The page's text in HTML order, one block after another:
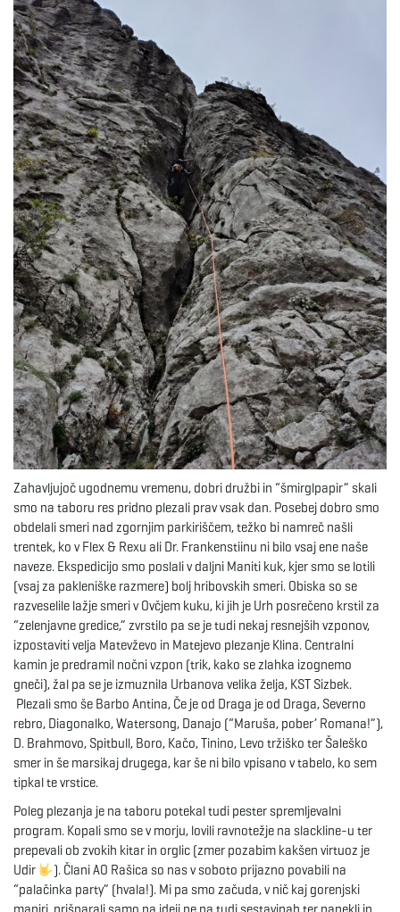
Zahavljujoč ugodnemu vremenu, dobri družbi in “šmirglpapir” skali
smo na taboru res pridno plezali prav vsak dan. Posebej dobro smo
obdelali smeri nad zgornjim parkiriščem, težko bi namreč našli
trentek, ko v Flex & Rexu ali Dr. Frankenstiinu ni bilo vsaj ene naše
naveze. Ekspedicijo smo poslali v daljni Maniti kuk, kjer smo se lotili
(vsaj za pakleniške razmere) bolj hribovskih smeri. Obiska so se
razveselile lažje smeri v Ovčjem kuku, ki jih je Urh posrečeno krstil za
“zelenjavne gredice,” zvrstilo pa se je tudi nekaj resnejših vzponov,
izpostaviti velja Matevževo in Matejevo plezanje Klina. Centralni
kamin je predramil nočni vzpon (trik, kako se zlahka izognemo
gneči), žal pa se je izmuznila Urbanova velika želja, KST Sizbek.
Plezali smo še Barbo Antina, Če je od Draga je od Draga, Severno
rebro, Diagonalko, Watersong, Danajo (“Maruša, pober’ Romana!”),
D. Brahmovo, Spitbull, Boro, Kačo, Tinino, Levo tržiško ter Šaleško
smer in še marsikaj drugega, kar še ni bilo vpisano v tabelo, ko sem
tipkal te vrstice.
Poleg plezanja je na taboru potekal tudi pester spremljevalni
program. Kopali smo se v morju, lovili ravnotežje na slackline-u ter
prepevali ob zvokih kitar in orglic (zmer pozabim kakšen virtuoz je
Udir
). Člani AO Rašica so nas v soboto prijazno povabili na
“palačinka party” (hvala!). Mi pa smo začuda, v nič kaj gorenjski